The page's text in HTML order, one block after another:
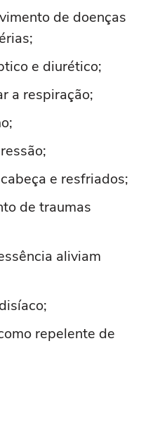
de doenças
e diurético;
a respiração;
e resfriados;
de traumas
aliviam
repelente de